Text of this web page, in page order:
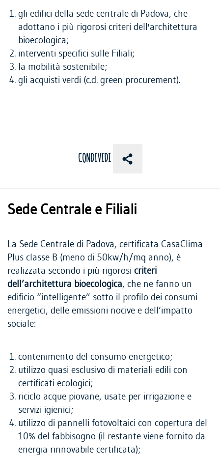
gli edifici della sede centrale di Padova, che
adottano i più rigorosi criteri dell'architettura
bioecologica;
interventi specifici sulle Filiali;
la mobilità sostenibile;
gli acquisti verdi (c.d. green procurement).
CONDIVIDI
Sede Centrale e Filiali
La Sede Centrale di Padova, certificata CasaClima
Plus classe B (meno di 50kw/h/mq anno), è
realizzata secondo i più rigorosi criteri
dell’architettura bioecologica, che ne fanno un
edificio “intelligente” sotto il profilo dei consumi
energetici, delle emissioni nocive e dell’impatto
sociale:
contenimento del consumo energetico;
utilizzo quasi esclusivo di materiali edili con
certificati ecologici;
riciclo acque piovane, usate per irrigazione e
servizi igienici;
utilizzo di pannelli fotovoltaici con copertura del
10% del fabbisogno (il restante viene fornito da
energia rinnovabile certificata);